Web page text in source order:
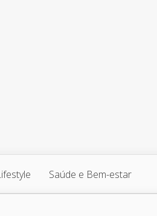
Saúde e Bem-estar